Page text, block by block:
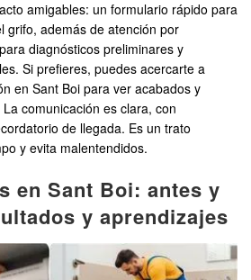
amigables: un formulario rápido para
grifo, además de atención por
diagnósticos preliminares y
Si prefieres, puedes acercarte a
en Sant Boi para ver acabados y
comunicación es clara, con
de llegada. Es un trato
y evita malentendidos.
en Sant Boi: antes y
y aprendizajes